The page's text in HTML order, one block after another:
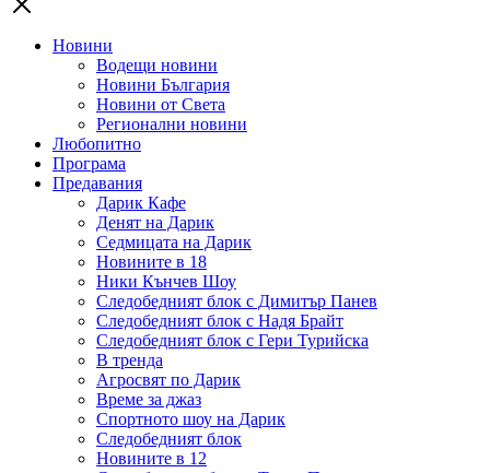
Новини
Водещи новини
Новини България
Новини от Света
Регионални новини
Любопитно
Програма
Предавания
Дарик Кафе
Денят на Дарик
Седмицата на Дарик
Новините в 18
Ники Кънчев Шоу
Следобедният блок с Димитър Панев
Следобедният блок с Надя Брайт
Следобедният блок с Гери Турийска
В тренда
Агросвят по Дарик
Време за джаз
Спортното шоу на Дарик
Следобедният блок
Новините в 12